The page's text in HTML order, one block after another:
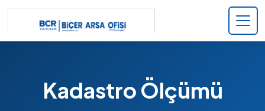
Kadastro Ölçümü